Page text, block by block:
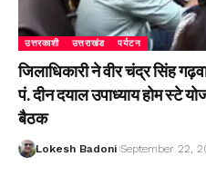
उत्तरकाशी उत्तराखंड पर्यटन
जिलाधिकारी ने वीर चंद्र सिंह
पं. दीन दयाल उपाध्याय होम स्टे
बैठक
Lokesh Badoni September 22,